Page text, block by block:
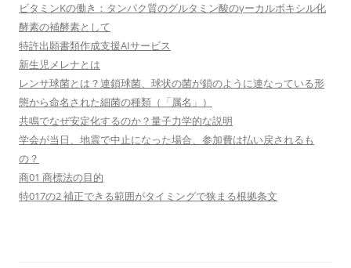
ビタミンKの働き：タンパク質のグルタミン酸のγーカルボキシル化
酵素の補酵素として
特許出願書類作成支援AIサービス
新生児メレナとは
レンサ球菌とは？連鎖球菌、球状の菌が鎖のように連なっている形
態から命名された細菌の種類（「属名」）
共鳴でなぜ安定化するのか？量子力学的な説明
学会が当日、地震で中止になった場合、参加費は払い戻されるも
の？
商01 商標法の目的
特017の2 補正できる範囲がタイミングで狭まる根拠条文